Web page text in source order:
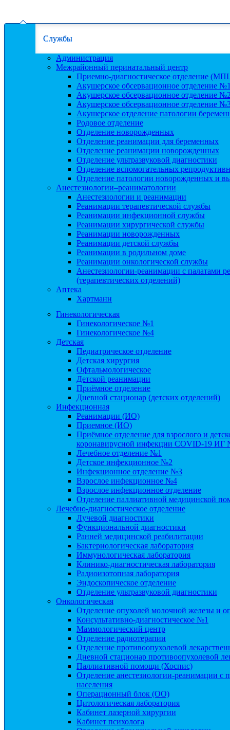
Службы
Администрация
Межрайонный перинатальный центр
Приемно-диагностическое отделение
Акушерское обсервационное отделение
Акушерское обсервационное отделение
Акушерское обсервационное отделение
Акушерское отделение патологии
Родовое отделение
Отделение новорожденных
Отделение реанимации для беременных
Отделение реанимации новорожденных
Отделение ультразвуковой диагностики
Отделение вспомогательных
Отделение патологии новорожденных и
Анестезиологии–реаниматологии
Анестезиологии и реанимации
Реанимации терапевтической службы
Реанимации инфекционной службы
Реанимации хирургической службы
Реанимации новорожденных
Реанимации детской службы
Реанимации в родильном доме
Реанимации онкологической службы
Анестезиологии-реанимации с палатами
(терапевтических отделений)
Аптека
Хартманн
Гинекологическая
Гинекологическое №1
Гинекологическое №4
Детская
Педиатрическое отделение
Детская хирургия
Офтальмологическое
Детской реанимации
Приёмное отделение
Дневной стационар (детских отделений)
Инфекционная
Реанимации (ИО)
Приемное (ИО)
Приёмное отделение для взрослого и
коронавирусной инфекции COVID-19 ИГ
Лечебное отделение №1
Детское инфекционное №2
Инфекционное отделение №3
Взрослое инфекционное №4
Взрослое инфекционное отделение
Отделение паллиативной медицинской
Лечебно-диагностическое отделение
Лучевой диагностики
Функциональной диагностики
Ранней медицинской реабилитации
Бактериологическая лаборатория
Иммунологическая лаборатория
Клинико-диагностическая лаборатория
Радиоизотопная лаборатория
Эндоскопическое отделение
Отделение ультразвуковой диагностики
Онкологическая
Отделение опухолей молочной железы и
Консультативно-диагностическое №1
Маммологический центр
Отделение радиотерапии
Отделение противоопухолевой
Дневной стационар противоопухолевой
Паллиативной помощи (Хоспис)
Отделение анестезиологии-реанимации с
населения
Операционный блок (ОО)
Цитологическая лаборатория
Кабинет лазерной хирургии
Кабинет психолога